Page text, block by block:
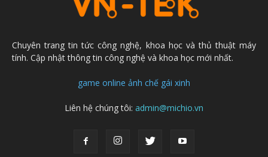
Chuyên trang tin tức công nghệ, khoa học và thủ thuật máy
tính. Cập nhật thông tin công nghệ và khoa học mới nhất.
game online ảnh chế gái xinh
Liên hệ chúng tôi: admin@michio.vn